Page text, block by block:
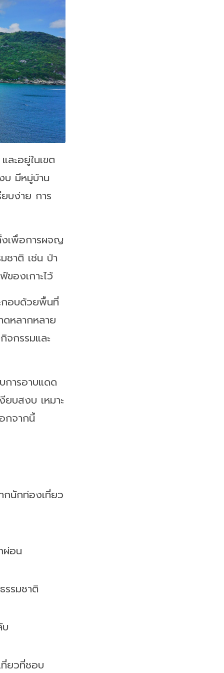
ละอยู่ในเขต
บ มีหมู่บ้าน
ยบง่าย การ
งเพื่อการผจญ
ชาติ เช่น ป่า
องเกาะไว้
กอบด้วยพื้นที่
ดหลากหลาย
จกรรมและ
การอาบแดด
ยบสงบ เหมาะ
กจากนี้
กนักท่องเที่ยว
ผ่อน
รรมชาติ
ยวที่ชอบ